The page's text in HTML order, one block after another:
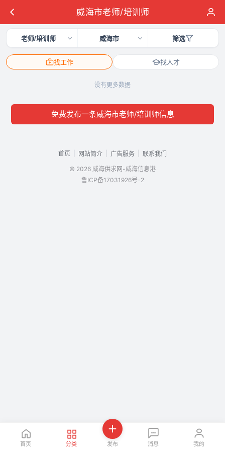
威海市老师/培训师
老师/培训师 威海市 筛选
找工作 找人才
没有更多数据
免费发布一条威海市老师/培训师信息
首页 网站简介 广告服务
联系我们
© 2026 威海供求网-威海信息港
鲁ICP备17031926号-2
首页 分类 发布 消息 我的